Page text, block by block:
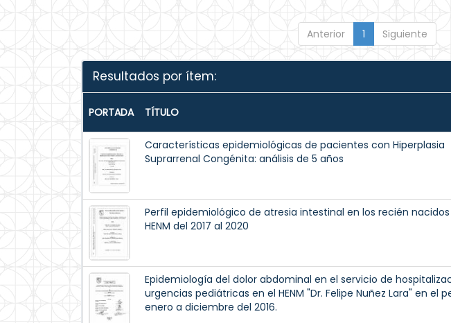
Anterior 1 Siguiente
Resultados por ítem:
PORTADA TÍTULO
Características epidemiológicas de pacientes con Hiperplasia
Suprarrenal Congénita: análisis de 5 años
Perfil epidemiológico de atresia intestinal en los recién
HENM del 2017 al 2020
Epidemiología del dolor abdominal en el servicio de
urgencias pediátricas en el HENM "Dr. Felipe Nuñez Lara" en el
enero a diciembre del 2016.